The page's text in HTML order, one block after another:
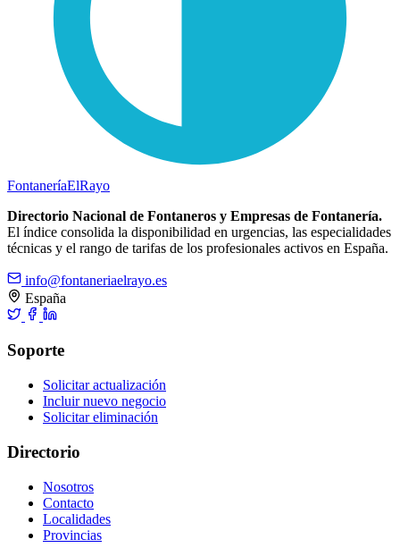
FontaneríaElRayo
Directorio Nacional de Fontaneros y Empresas de Fontanería.
El índice consolida la disponibilidad en urgencias, las especialidades
técnicas y el rango de tarifas de los profesionales activos en España.
info@fontaneriaelrayo.es
España
Soporte
Solicitar actualización
Incluir nuevo negocio
Solicitar eliminación
Directorio
Nosotros
Contacto
Localidades
Provincias